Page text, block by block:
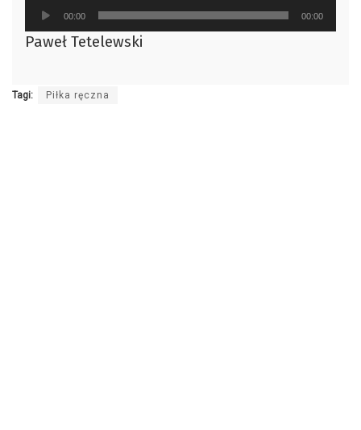
Odtwarzacz
plików
dźwiękowych
00:00 00:00
Paweł Tetelewski
Tagi: Piłka ręczna